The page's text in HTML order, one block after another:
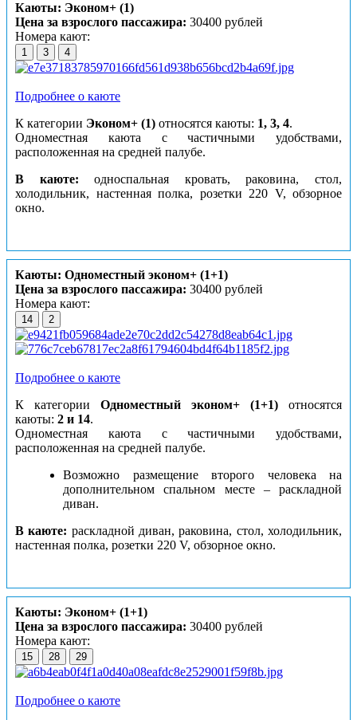
Каюты: Эконом+ (1)
Цена за взрослого пассажира: 30400 рублей
Номера кают:
1 3 4
Подробнее о каюте
К категории Эконом+ (1) относятся каюты: 1, 3, 4.
Одноместная каюта с частичными удобствами,
расположенная на средней палубе.
В каюте: односпальная кровать, раковина, стол,
холодильник, настенная полка, розетки 220 V, обзорное
окно.
Каюты: Одноместный эконом+ (1+1)
Цена за взрослого пассажира: 30400 рублей
Номера кают:
14 2
Подробнее о каюте
К категории Одноместный эконом+ (1+1) относятся
каюты: 2 и 14.
Одноместная каюта с частичными удобствами,
расположенная на средней палубе.
Возможно размещение второго человека на
дополнительном спальном месте – раскладной
диван.
В каюте: раскладной диван, раковина, стол, холодильник,
настенная полка, розетки 220 V, обзорное окно.
Каюты: Эконом+ (1+1)
Цена за взрослого пассажира: 30400 рублей
Номера кают:
15 28 29
Подробнее о каюте